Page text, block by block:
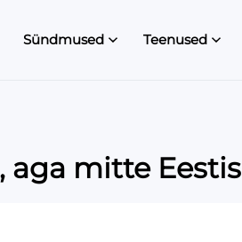
Sündmused Teenused
aga mitte Eestis